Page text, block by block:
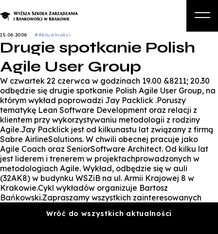
O nas
Studia podyplomowe i kursy
Kandydat
Student
Biznes
Zapisz się na studia
15.06.2006 #Aktualności
Drugie spotkanie Polish
Agile User Group
W czwartek 22 czerwca w godzinach 19.00 &8211; 20.30
odbędzie się drugie spotkanie Polish Agile User Group, na
którym wykład poprowadzi Jay Packlick .Poruszy
tematykę Lean Software Development oraz relacji z
klientem przy wykorzystywaniu metodologii z rodziny
Agile.Jay Packlick jest od kilkunastu lat związany z firmą
Sabre AirlineSolutions. W chwili obecnej pracuje jako
Agile Coach oraz SeniorSoftware Architect. Od kilku lat
jest liderem i trenerem w projektachprowadzonych w
metodologiach Agile. Wykład, odbędzie się w auli
(32AK8) w budynku WSZiB na ul. Armii Krajowej 8 w
Krakowie.Cykl wykładów organizuje Bartosz
Bańkowski.Zapraszamy wszystkich zainteresowanych
Wróć do wszystkich aktualności